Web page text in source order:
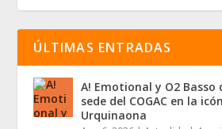
ÚLTIMAS ENTRADAS
A! Emotional y O2 Basso
sede del COGAC en la
Urquinaona